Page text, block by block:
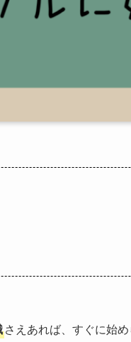
さえあれば、すぐに始